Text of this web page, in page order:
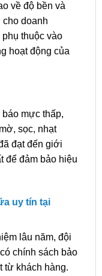
về độ bền và
cho doanh
thuộc vào
hoạt động của
mực thấp,
sọc, nhạt
đạt đến giới
để đảm bảo hiệu
uy tín tại
lâu năm, đội
chính sách bảo
từ khách hàng.